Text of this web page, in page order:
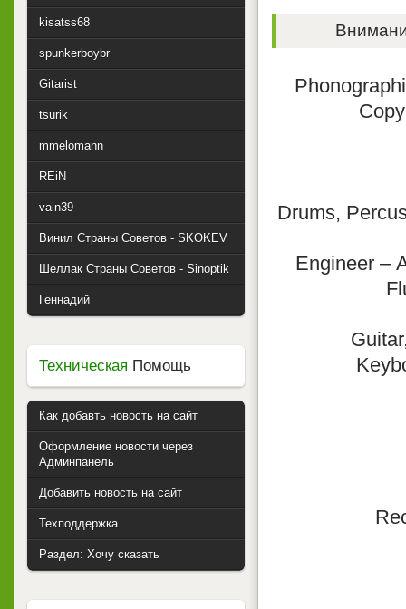
Drums,
Engineer –
kisatss68
spunkerboybr
Gitarist
tsurik
mmelomann
REiN
vain39
Винил Страны Советов - SKOKEV
Шеллак Страны Советов - Sinoptik
Геннадий
Техническая Помощь
Как добавть новость на сайт
Оформление новости через
Админпанель
Добавить новость на сайт
Техподдержка
Раздел: Хочу сказать